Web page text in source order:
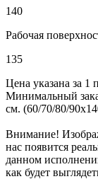
140
Рабочая
135
Цена указана за 1
Минимальный
см. (60/70/80/
Внимание!
нас появится
данном
как будет